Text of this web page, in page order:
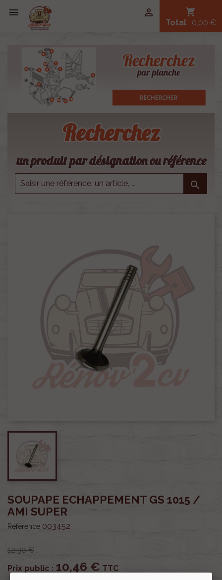
 shopping_cart
Total : 0,00 €

Recherchez
un produit par désignation ou référence

SOUPAPE ECHAPPEMENT GS 1015 /
AMI SUPER
Référence 003452
12,30 €
Prix public : 10,46 € TTC